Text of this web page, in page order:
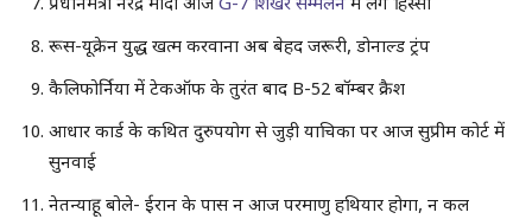
प्रधानमंत्री नरेंद्र मोदी आज G-7 शिखर सम्मेलन में लेंगे हिस्सा
रूस-यूक्रेन युद्ध खत्म करवाना अब बेहद जरूरी, डोनाल्ड ट्रंप
कैलिफोर्निया में टेकऑफ के तुरंत बाद B-52 बॉम्बर क्रैश
आधार कार्ड के कथित दुरुपयोग से जुड़ी याचिका पर आज सुप्रीम कोर्ट में
सुनवाई
नेतन्याहू बोले- ईरान के पास न आज परमाणु हथियार होगा, न कल